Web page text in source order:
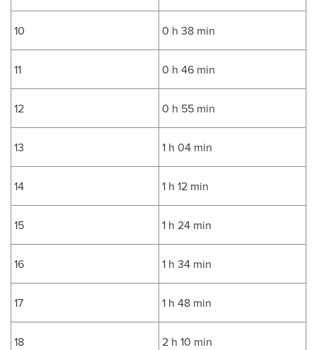
10 0 h 38 min
11 0 h 46 min
12 0 h 55 min
13 1 h 04 min
14 1 h 12 min
15 1 h 24 min
16 1 h 34 min
17 1 h 48 min
18 2 h 10 min